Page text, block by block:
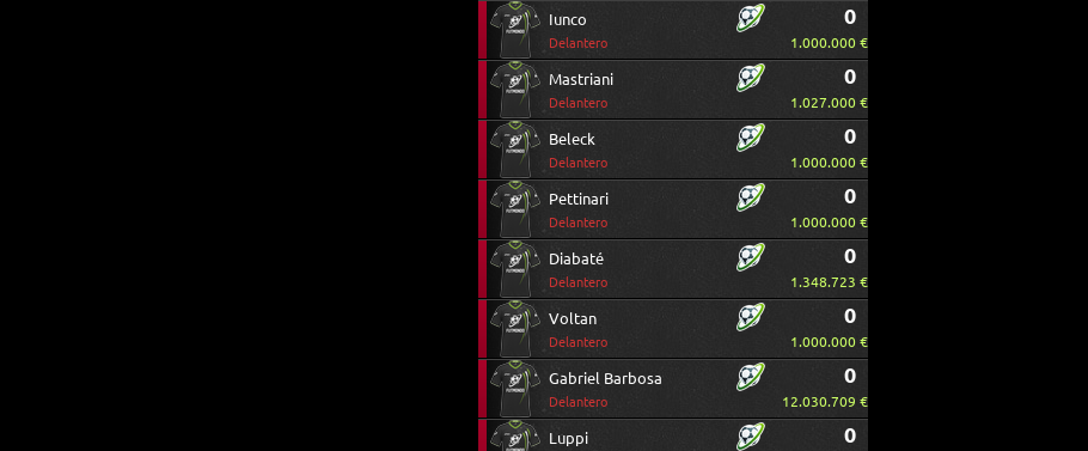
Iunco
Delantero
0
1.000.000 €
Mastriani
Delantero
0
1.027.000 €
Beleck
Delantero
0
1.000.000 €
Pettinari
Delantero
0
1.000.000 €
Diabaté
Delantero
0
1.348.723 €
Voltan
Delantero
0
1.000.000 €
Gabriel Barbosa
Delantero
0
12.030.709 €
Luppi 0